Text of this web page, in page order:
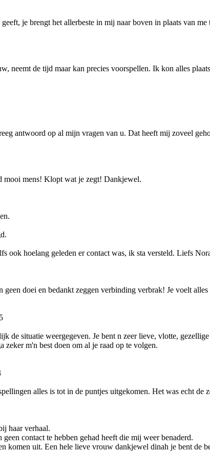
je brengt het allerbeste in mij naar boven in plaats van
neemt de tijd maar kan precies voorspellen. Ik kon alles
antwoord op al mijn vragen van u. Dat heeft mij zoveel
mooi mens! Klopt wat je zegt! Dankjewel.
ook hoelang geleden er contact was, ik sta versteld. Liefs
doei en bedankt zeggen verbinding verbrak! Je voelt
situatie weergegeven. Je bent n zeer lieve, vlotte,
m'n best doen om al je raad op te volgen.
alles is tot in de puntjes uitgekomen. Het was echt de
haar verhaal.
contact te hebben gehad heeft die mij weer benaderd.
komen uit. Een hele lieve vrouw dankjewel dinah je bent de